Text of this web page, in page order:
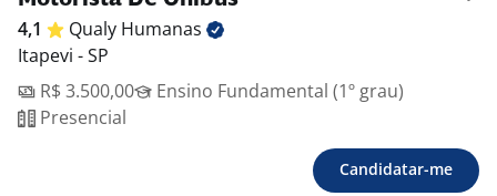
4,1 Qualy Humanas
Itapevi - SP
R$ 3.500,00
Ensino Fundamental (1º grau)
Presencial
Candidatar-me